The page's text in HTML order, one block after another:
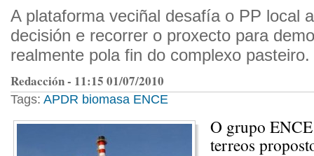
A plataforma veciñal desafía o PP local
decisión e recorrer o proxecto para
realmente pola fin do complexo pasteiro.
Redacción - 11:15 01/07/2010
Tags: APDR biomasa ENCE
O grupo
terreos